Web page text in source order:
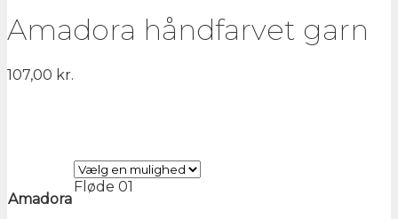
Amadora håndfarvet garn
107,00 kr.
Amadora
Fløde 01